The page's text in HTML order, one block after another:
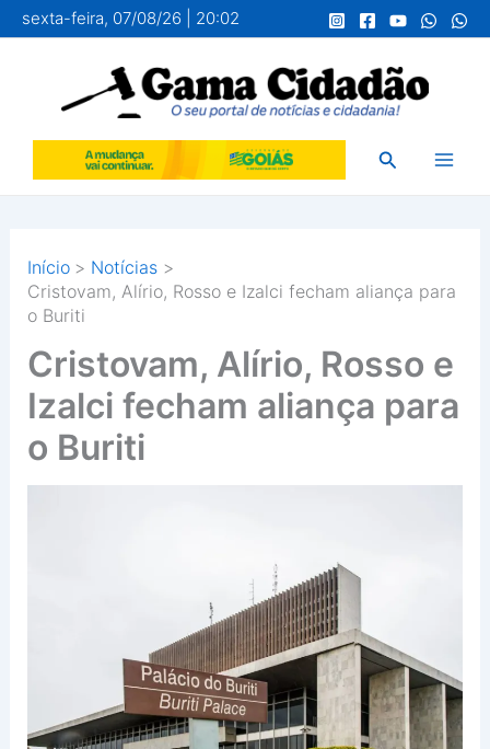
para
conteúdo
sexta-feira, 07/08/26 | 20:02
Pesquisar
Início
Notícias
Cristovam, Alírio, Rosso e Izalci fecham aliança para
o Buriti
Cristovam, Alírio, Rosso e
Izalci fecham aliança para
o Buriti